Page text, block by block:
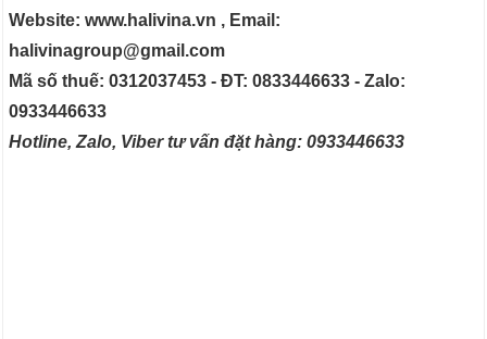
Website: www.halivina.vn , Email:
halivinagroup@gmail.com
Mã số thuế: 0312037453 - ĐT: 0833446633 - Zalo:
0933446633
Hotline, Zalo, Viber tư vấn đặt hàng: 0933446633